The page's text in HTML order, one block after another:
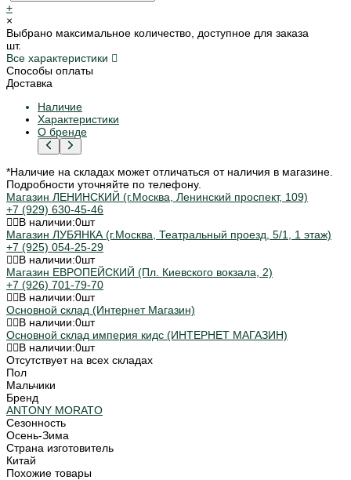
+
×
Выбрано максимальное количество, доступное для заказа
шт.
Все характеристики
Способы оплаты
Доставка
Наличие
Характеристики
О бренде
*Наличие на складах может отличаться от наличия в магазине.
Подробности уточняйте по телефону.
Магазин ЛЕНИНСКИЙ (г.Москва, Ленинский проспект, 109)
+7 (929) 630-45-46
В наличии:0шт
Магазин ЛУБЯНКА (г.Москва, Театральный проезд, 5/1, 1 этаж)
+7 (925) 054-25-29
В наличии:0шт
Магазин ЕВРОПЕЙСКИЙ (Пл. Киевского вокзала, 2)
+7 (926) 701-79-70
В наличии:0шт
Основной склад (Интернет Магазин)
В наличии:0шт
Основной склад империя кидс (ИНТЕРНЕТ МАГАЗИН)
В наличии:0шт
Отсутствует на всех складах
Пол
Мальчики
Бренд
ANTONY MORATO
Сезонность
Осень-Зима
Страна изготовитель
Китай
Похожие товары